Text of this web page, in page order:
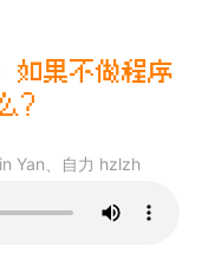
如果不做程序
？
Yan、自力 hzlzh